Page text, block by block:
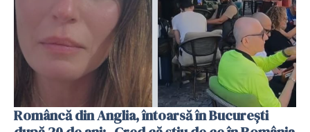
Româncă din Anglia, întoarsă în București